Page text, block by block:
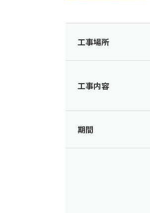
工事場所
工事内容
期間